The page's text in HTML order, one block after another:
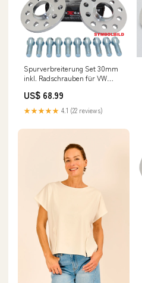
Spurverbreiterung Set 30mm
inkl. Radschrauben für VW
US$ 68.99
★★★★★ 4.1 (22 reviews)